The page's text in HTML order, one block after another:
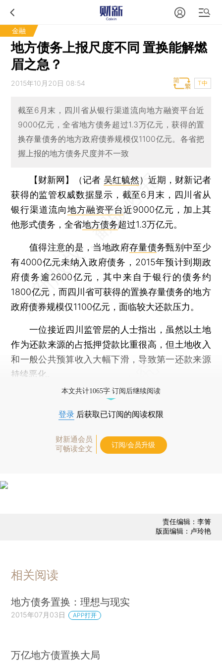
金融
地方债务上报尺度不同 置换能解燃
眉之急？
2015年10月20日 08:54 T中
截至6月末，四川省从银行渠道流向地方融资平台近
9000亿元，全省地方债务超过1.3万亿元，获得的置
换存量债务的地方政府债券规模仅1100亿元。各省把
握上报的地方债务尺度并不一致
【财新网】（记者 吴红毓然）近期，财新记者
获得的监管权威数据显示，截至6月末，四川省从
银行渠道流向地方融资平台近9000亿元，加上其
他形式债务，全省地方债务超过1.3万亿元。
值得注意的是，当地政府存量债务甄别中至少
有4000亿元未纳入政府债务，2015年预计到期政
府债务逾2600亿元，其中来自于银行的债务约
1800亿元，而四川省可获得的置换存量债务的地方
政府债券规模仅1100亿元，面临较大还款压力。
一位接近四川监管层的人士指出，虽然以土地
作为还款来源的占抵押贷款比重很高，但土地收入
和一般公共预算收入大幅下滑，导致第一还款来源
持续恶化。
本文共计1065字 订阅后继续阅读
登录 后获取已订阅的阅读权限
财新通会员
可畅读全文
订阅/会员升级
责任编辑：李箐
版面编辑：卢玲艳
相关阅读
地方债务置换：理想与现实
2015年07月03日 APP打开
万亿地方债置换大局